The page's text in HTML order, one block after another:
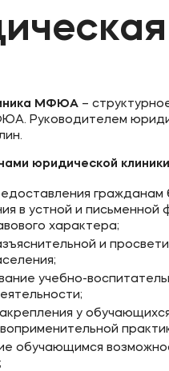
МФЮА –
Руководителем
юридической
в устной и
характера;
и
учебно-
у
обучающимся